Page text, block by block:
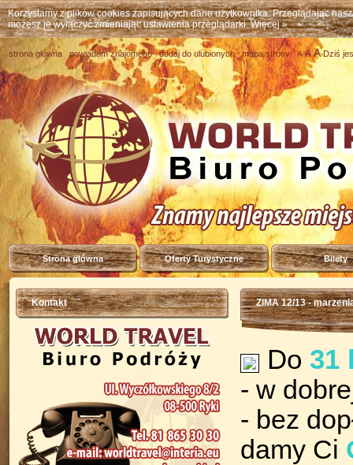
Korzystamy z plików cookies zapisujących dane użytkownika. Przeglądając
możesz je wyłączyć zmieniając ustawienia przeglądarki.Więcej »
strona główna powiadom znajomego dodaj do ulubionych mapa strony A A ADziś
Strona główna Oferty Turystyczne Bilety
Kontakt ZIMA 12/13 -
Do 31
- w
- bez
damy Ci